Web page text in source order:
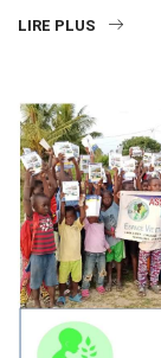
LIRE PLUS